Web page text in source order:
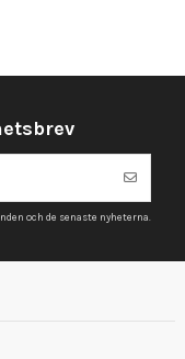
och de senaste nyheterna.